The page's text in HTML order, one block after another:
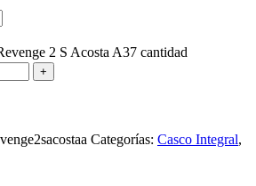
2 S Acosta A37 cantidad
Categorías: Casco Integral,